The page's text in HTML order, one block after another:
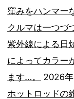
窪みをハンマー
クルマは一つづ
紫外線による日
によってカラー
ます…。
2026
ホットロッドの